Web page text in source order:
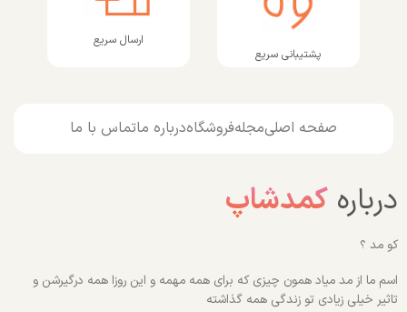
پشتیبانی سریع
ارسال سریع
صفحه اصلیمجلهفروشگاهدرباره ماتماس با ما
درباره کمدشاپ
کو مد ؟
اسم ما از مد میاد همون چیزی که برای همه مهمه و این روزا همه درگیرشن و
تاثیر خیلی زیادی تو زندگی همه گذاشته